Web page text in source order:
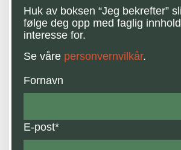
Huk av boksen “Jeg bekrefter”
følge deg opp med faglig
interesse for.
Se våre personvernvilkår.
Fornavn
E-post*